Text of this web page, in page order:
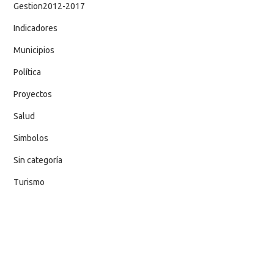
Gestion2012-2017
Indicadores
Municipios
Política
Proyectos
Salud
Simbolos
Sin categoría
Turismo